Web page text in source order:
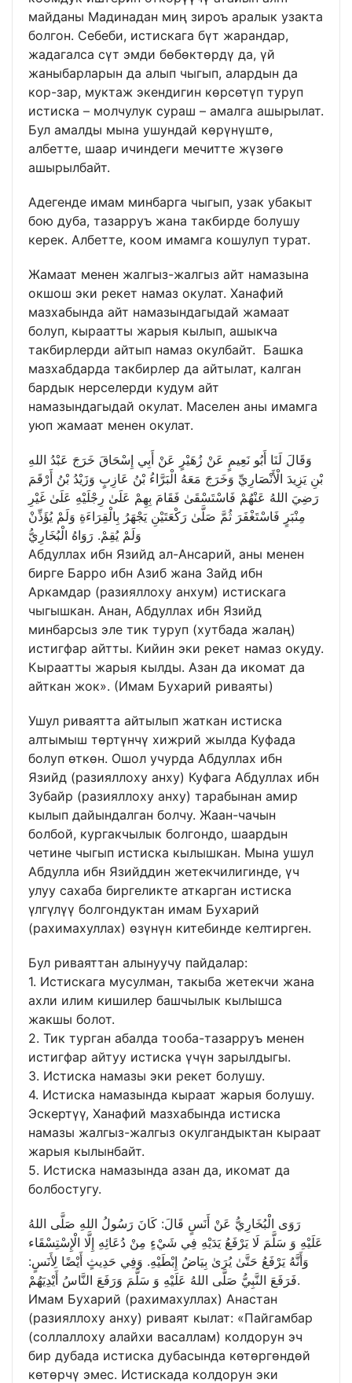
майданы Мадинадан миң зироъ аралык узакта
болгон. Себеби, истискага бүт жарандар,
жадагалса сүт эмди бөбөктөрдү да, үй
жаныбарларын да алып чыгып, алардын да
кор-зар, муктаж экендигин көрсөтүп туруп
истиска – молчулук сураш – амалга ашырылат.
Бул амалды мына ушундай көрүнүштө,
албетте, шаар ичиндеги мечитте жүзөгө
ашырылбайт.
Адегенде имам минбарга чыгып, узак убакыт
бою дуба, тазарруъ жана такбирде болушу
керек. Албетте, коом имамга кошулуп турат.
Жамаат менен жалгыз-жалгыз айт намазына
окшош эки рекет намаз окулат. Ханафий
мазхабында айт намазындагыдай жамаат
болуп, кыраатты жарыя кылып, ашыкча
такбирлерди айтып намаз окулбайт. Башка
мазхабдарда такбирлер да айтылат, калган
бардык нерселерди кудум айт
намазындагыдай окулат. Маселен аны имамга
уюп жамаат менен окулат.
وَقَالَ لَنَا أَبُو نَعِيمٍ عَنْ زُهَيْرٍ عَنْ أَبِي إِسْحَاقَ خَرَجَ عَبْدُ اللهِ
بْنِ يَزِيدَ الْأَنْصَارِيِّ وَخَرَجَ مَعَهُ الْبَرَّاءُ بْنُ عَازِبٍ وَزَيْدُ بْنُ أَرْقَمَ
رَضِيَ اللهُ عَنْهُمْ فَاسْتَسْقَىٰ فَقَامَ بِهِمْ عَلَىٰ رِجْلَيْهِ عَلَىٰ غَيْرِ
مِنْبَرٍ فَاسْتَغْفَرَ ثُمَّ صَلَّىٰ رَكْعَتَيْنِ يَجْهَرُ بِالْقِرَاءَةِ وَلَمْ يُؤَذِّنْ
وَلَمْ يُقِمْ. رَوَاهُ الْبُخَارِيُّ
Абдуллах ибн Язийд ал-Ансарий, аны менен
бирге Барро ибн Азиб жана Зайд ибн
Аркамдар (разияллоху анхум) истискага
чыгышкан. Анан, Абдуллах ибн Язийд
минбарсыз эле тик туруп (хутбада жалаң)
истигфар айтты. Кийин эки рекет намаз окуду.
Кыраатты жарыя кылды. Азан да икомат да
айткан жок». (Имам Бухарий риваяты)
Ушул риваятта айтылып жаткан истиска
алтымыш төртүнчү хижрий жылда Куфада
болуп өткөн. Ошол учурда Абдуллах ибн
Язийд (разияллоху анху) Куфага Абдуллах ибн
Зубайр (разияллоху анху) тарабынан амир
кылып дайындалган болчу. Жаан-чачын
болбой, кургакчылык болгондо, шаардын
четине чыгып истиска кылышкан. Мына ушул
Абдулла ибн Язийддин жетекчилигинде, үч
улуу сахаба биргеликте аткарган истиска
үлгүлүү болгондуктан имам Бухарий
(рахимахуллах) өзүнүн китебинде келтирген.
Бул риваяттан алынуучу пайдалар:
1. Истискага мусулман, такыба жетекчи жана
ахли илим кишилер башчылык кылышса
жакшы болот.
2. Тик турган абалда тооба-тазарруъ менен
истигфар айтуу истиска үчүн зарылдыгы.
3. Истиска намазы эки рекет болушу.
4. Истиска намазында кыраат жарыя болушу.
Эскертүү, Ханафий мазхабында истиска
намазы жалгыз-жалгыз окулгандыктан кыраат
жарыя кылынбайт.
5. Истиска намазында азан да, икомат да
болбостугу.
رَوَى الْبُخَارِيُّ عَنْ أَنَسٍ قَالَ: كَانَ رَسُولُ اللهِ صَلَّى اللهُ
عَلَيْهِ وَ سَلَّمَ لَا يَرْفَعُ يَدَيْهِ فِي شَيْءٍ مِنْ دُعَائِهِ إِلَّا الْإِسْتِسْقَاء
وَأَنَّهُ يَرْفَعُ حَتَّىٰ يُرَىٰ بِيَاضُ إِبْطَيْهِ. وَفِي حَدِيثٍ أَيْضًا لِأَنَسٍ:
فَرَفَعَ النَّبِيُّ صَلَّى اللهُ عَلَيْهِ وَ سَلَّمَ وَرَفَعَ النَّاسُ أَيْدِيَهُمْ.
Имам Бухарий (рахимахуллах) Анастан
(разияллоху анху) риваят кылат: «Пайгамбар
(соллаллоху алайхи васаллам) колдорун эч
бир дубада истиска дубасында көтөргөндөй
көтөрчү эмес. Истискада колдорун эки